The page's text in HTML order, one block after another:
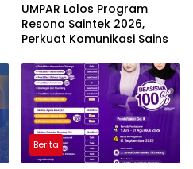
UMPAR Lolos Program
Resona Saintek 2026,
Perkuat Komunikasi Sains
Berita